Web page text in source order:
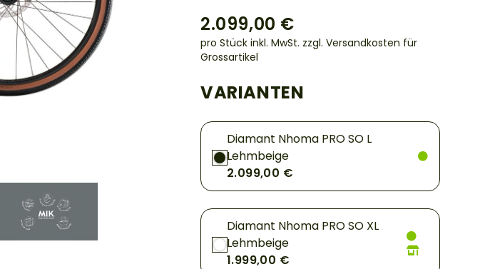
2.099,00 €
pro Stück inkl. MwSt. zzgl. Versandkosten für
Grossartikel
VARIANTEN
Diamant Nhoma PRO SO L
Lehmbeige
2.099,00 €
Diamant Nhoma PRO SO XL
Lehmbeige
1.999,00 €